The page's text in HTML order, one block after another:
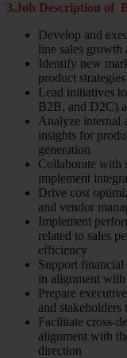
3.Job Description of
Develop and
line sales
Identify new
product
Lead initiatives
B2B, and D2C)
Analyze internal
insights for
generation
Collaborate with
implement
Drive cost
and vendor
Implement
related to sales
efficiency
Support
in alignment with
Prepare
and
Facilitate cross-
alignment with
direction